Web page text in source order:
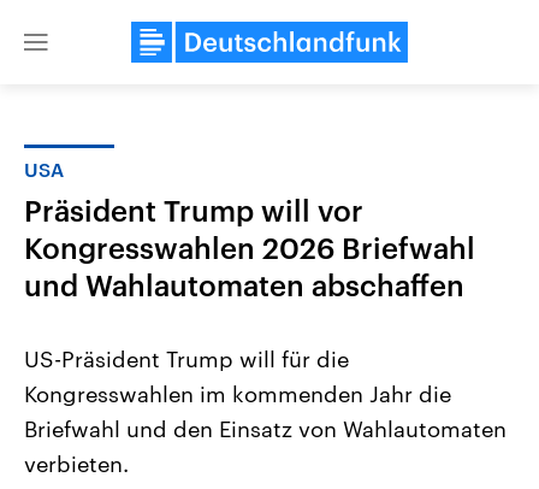
Close
Landtagswahl Sachsen-Anhalt
2026
Alle Informationen
Sachsen-Anhalt wählt am 6.
USA
Aktuelle Beiträge,
USA
Präsident Trump will vor
Kongresswahlen 2026 Briefwahl
und Wahlautomaten abschaffen
US-Präsident Trump will für die
Kongresswahlen im kommenden Jahr die
Briefwahl und den Einsatz von Wahlautomaten
verbieten.